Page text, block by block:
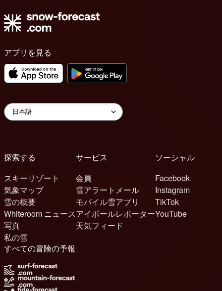
アプリを見る
探索する
スキーリゾート
気象マップ
雪の概要
Whiteroom ニュース
写真
私の雪
サービス
会員
雪アラートメール
モバイル雪アプリ
アイボールレポーター
天気フィード
ソーシャル
Facebook
Instagram
TikTok
YouTube
すべての冒険の予報